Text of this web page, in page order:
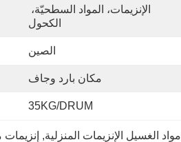
الكحول
الصين
مكان بارد وجاف
35KG/DRUM
مواد الغسيل الإنزيمات المنزلية,